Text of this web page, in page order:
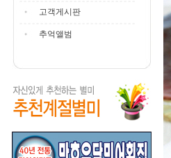
고객게시판
추억앨범